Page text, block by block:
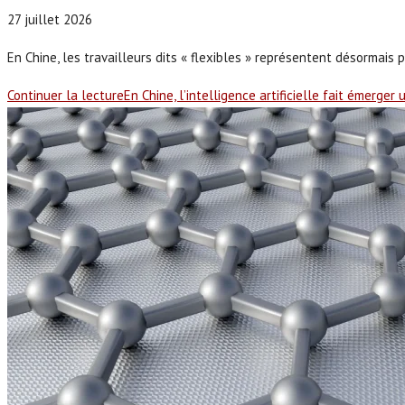
27 juillet 2026
En Chine, les travailleurs dits « flexibles » représentent
Continuer la lectureEn Chine, l’intelligence artificielle fait